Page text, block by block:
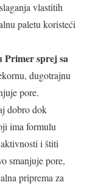
vlastitih
paletu koristeći
sprej sa
dugotrajnu
pore.
dobro dok
ima formulu
i štiti
smanjuje pore,
priprema za